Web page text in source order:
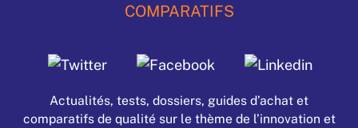
COMPARATIFS
Actualités, tests, dossiers, guides d’achat et
comparatifs de qualité sur le thème de l’innovation et